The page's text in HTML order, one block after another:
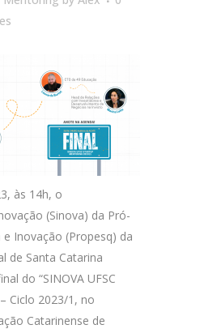
às 14h, o
(Sinova) da Pró-
Inovação (Propesq) da
de Santa Catarina
do “SINOVA UFSC
Ciclo 2023/1, no
Catarinense de